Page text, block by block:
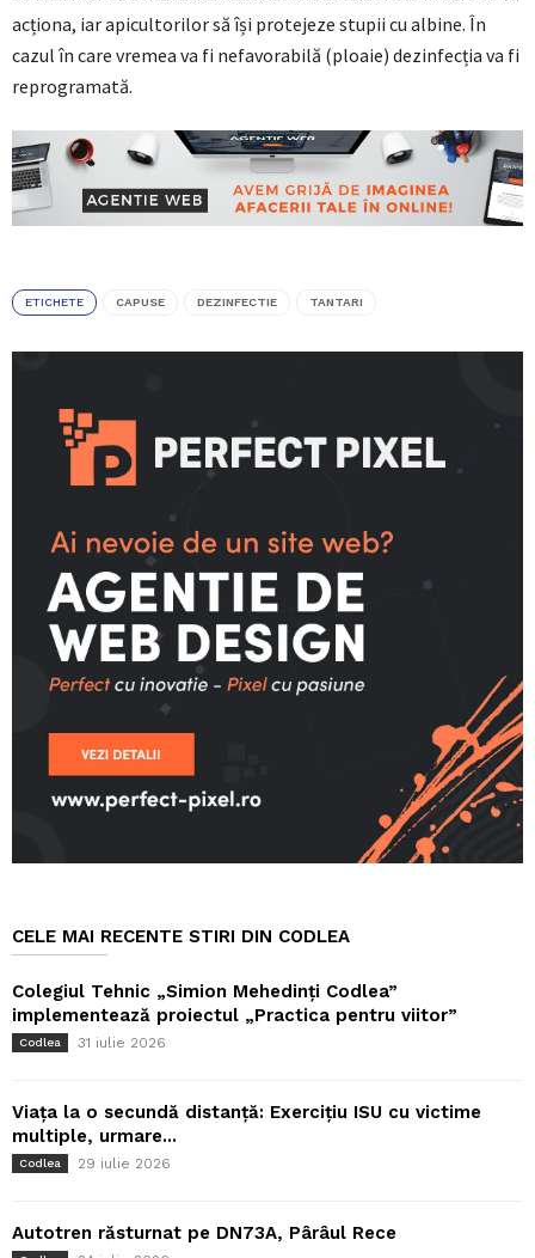
acționa, iar apicultorilor să își protejeze stupii cu albine. În
cazul în care vremea va fi nefavorabilă (ploaie) dezinfecția va fi
reprogramată.
ETICHETE CAPUSE DEZINFECTIE TANTARI
CELE MAI RECENTE STIRI DIN CODLEA
Colegiul Tehnic „Simion Mehedinți Codlea”
implementează proiectul „Practica pentru viitor”
Codlea 31 iulie 2026
Viața la o secundă distanță: Exercițiu ISU cu victime
multiple, urmare...
Codlea 29 iulie 2026
Autotren răsturnat pe DN73A, Pârâul Rece